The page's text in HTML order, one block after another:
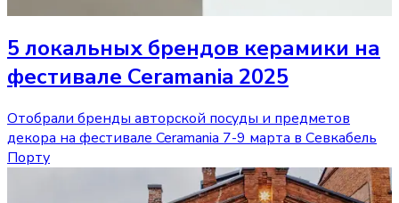
5 локальных брендов керамики на
фестивале Ceramania 2025
Отобрали бренды авторской посуды и предметов
декора на фестивале Ceramania 7-9 марта в Севкабель
Порту